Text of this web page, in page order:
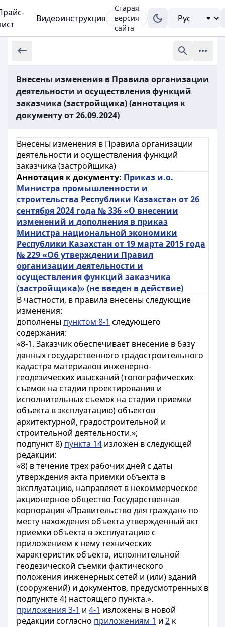
Видеоинструкция
Старая
версия
сайта
Внесены изменения в Правила организации
деятельности и осуществления функций
заказчика (застройщика) (аннотация к
документу от 26.09.2024)
Внесены изменения в Правила организации
деятельности и осуществления функций
заказчика (застройщика)
Аннотация к документу: Приказ и.о.
Министра промышленности и
строительства Республики Казахстан от 26
сентября 2024 года № 336 «О внесении
изменений и дополнения в приказ
Министра национальной экономики
Республики Казахстан от 19 марта 2015 года
№ 229 «Об утверждении Правил
организации деятельности и
осуществления функций заказчика
(застройщика)» (не введен в действие)
В частности, в правила внесены следующие
изменения:
дополнены пунктом 8-1 следующего
содержания:
«8-1. Заказчик обеспечивает внесение в базу
данных государственного градостроительного
кадастра материалов инженерно-
геодезических изысканий (топографических
съемок на стадии проектирования и
исполнительных съемок на стадии приемки
объекта в эксплуатацию) объектов
архитектурной, градостроительной и
строительной деятельности.»;
подпункт 8) пункта 14 изложен в следующей
редакции:
«8) в течение трех рабочих дней с даты
утверждения акта приемки объекта в
эксплуатацию, направляет в некоммерческое
акционерное общество Государственная
корпорация «Правительство для граждан» по
месту нахождения объекта утвержденный акт
приемки объекта в эксплуатацию с
приложением к нему технических
характеристик объекта, исполнительной
геодезической съемки фактического
положения инженерных сетей и (или) зданий
(сооружений) и документов, предусмотренных в
подпункте 4) настоящего пункта.».
приложения 3-1 и 4-1 изложены в новой
редакции согласно приложениям 1 и 2 к